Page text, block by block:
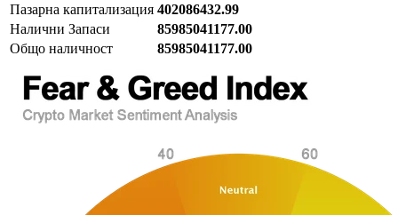
Пазарна капитализация 402086432.99
Налични Запаси
85985041177.00
Общо наличност
85985041177.00